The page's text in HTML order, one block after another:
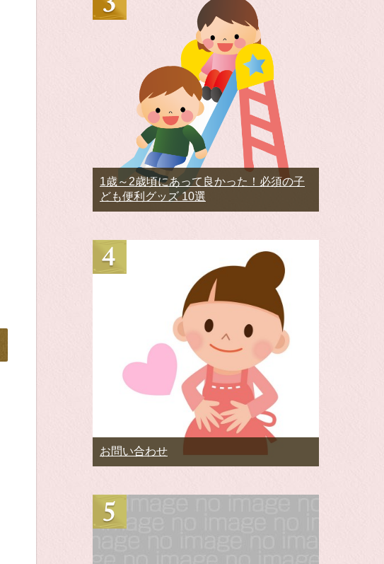
1歳～2歳頃にあって良かった！必須の子
ども便利グッズ 10選
お問い合わせ